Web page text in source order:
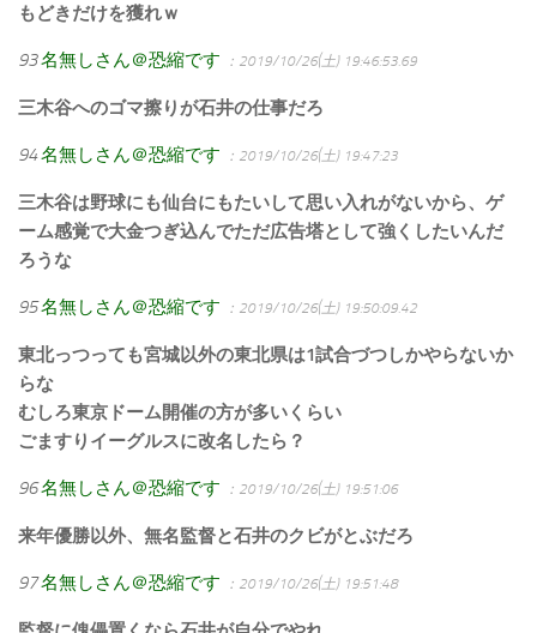
もどきだけを獲れｗ
93名無しさん＠恐縮です ：2019/10/26(土) 19:46:53.69
三木谷へのゴマ擦りが石井の仕事だろ
94名無しさん＠恐縮です ：2019/10/26(土) 19:47:23
三木谷は野球にも仙台にもたいして思い入れがないから、ゲ
ーム感覚で大金つぎ込んでただ広告塔として強くしたいんだ
ろうな
95名無しさん＠恐縮です ：2019/10/26(土) 19:50:09.42
東北っつっても宮城以外の東北県は1試合づつしかやらないか
らな
むしろ東京ドーム開催の方が多いくらい
ごますりイーグルスに改名したら？
96名無しさん＠恐縮です ：2019/10/26(土) 19:51:06
来年優勝以外、無名監督と石井のクビがとぶだろ
97名無しさん＠恐縮です ：2019/10/26(土) 19:51:48